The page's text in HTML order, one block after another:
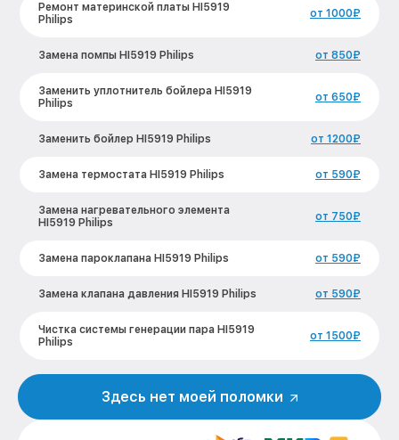
Ремонт материнской платы HI5919
Philips
от 1000₽
Замена помпы HI5919 Philips от 850₽
Заменить уплотнитель бойлера HI5919
Philips
от 650₽
Заменить бойлер HI5919 Philips от 1200₽
Замена термостата HI5919 Philips от 590₽
Замена нагревательного элемента
HI5919 Philips
от 750₽
Замена пароклапана HI5919 Philips от 590₽
Замена клапана давления HI5919 Philips от 590₽
Чистка системы генерации пара HI5919
Philips
от 1500₽
Профилактическая чистка HI5919 Philips от 550₽
от 450₽
Здесь нет моей поломки